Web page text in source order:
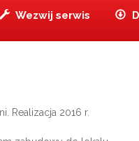
Wezwij serwis
Realizacja 2016 r.